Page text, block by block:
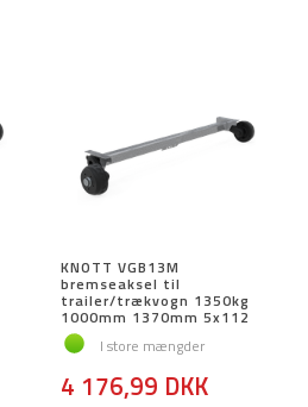
KNOTT VGB13M
bremseaksel til
trailer/trækvogn 1350kg
1000mm 1370mm 5x112
I store mængder
4 176,99 DKK